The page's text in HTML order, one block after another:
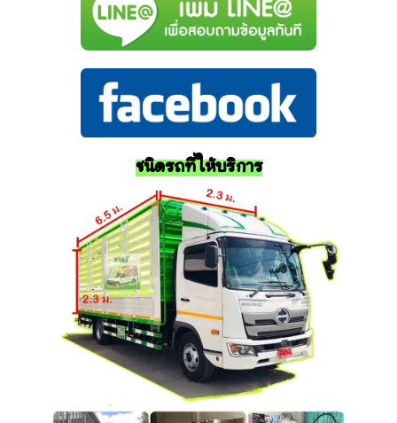
ชนิดรถที่ให้บริการ